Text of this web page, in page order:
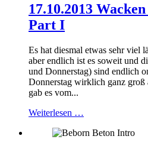
17.10.2013
Part I
Es hat diesmal etwas sehr viel
aber endlich ist es soweit und
und Donnerstag) sind endlich
Donnerstag wirklich ganz
gab es vom...
Weiterlesen …